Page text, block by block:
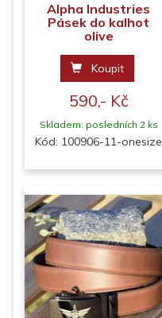
Alpha Industries
Pásek do kalhot
olive
Koupit
590,- Kč
Skladem: posledních 2 ks
Kód: 100906-11-onesize